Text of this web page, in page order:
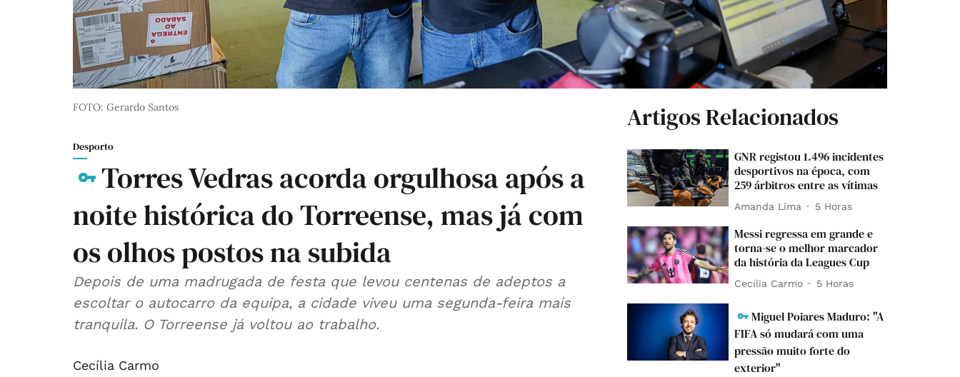
FOTO: Gerardo Santos
Desporto
Torres Vedras acorda orgulhosa após a
noite histórica do Torreense, mas já com
os olhos postos na subida
Depois de uma madrugada de festa que levou centenas de adeptos a
escoltar o autocarro da equipa, a cidade viveu uma segunda-feira mais
tranquila. O Torreense já voltou ao trabalho.
Cecília Carmo
Artigos Relacionados
GNR registou 1.496 incidentes
desportivos na época, com
259 árbitros entre as vítimas
Amanda Lima 5 Horas
Messi regressa em grande e
torna-se o melhor marcador
da história da Leagues Cup
Cecília Carmo 5 Horas
Miguel Poiares Maduro: "A
FIFA só mudará com uma
pressão muito forte do
exterior"